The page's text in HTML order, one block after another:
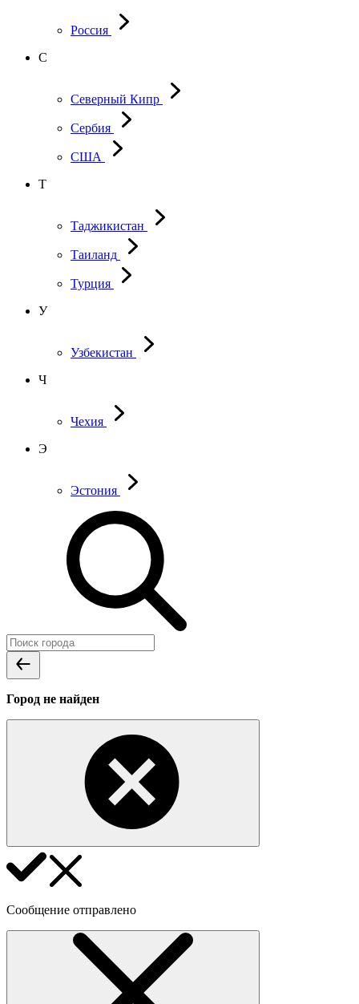
Россия
С
Северный Кипр
Сербия
США
Т
Таджикистан
Таиланд
Турция
У
Узбекистан
Ч
Чехия
Э
Эстония
Город не найден
Сообщение отправлено